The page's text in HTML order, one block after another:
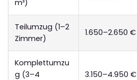
m³)
Teilumzug (1–2
Zimmer)
1.650–2.650 €
Komplettumzu
g (3–4
3.150–4.950 €